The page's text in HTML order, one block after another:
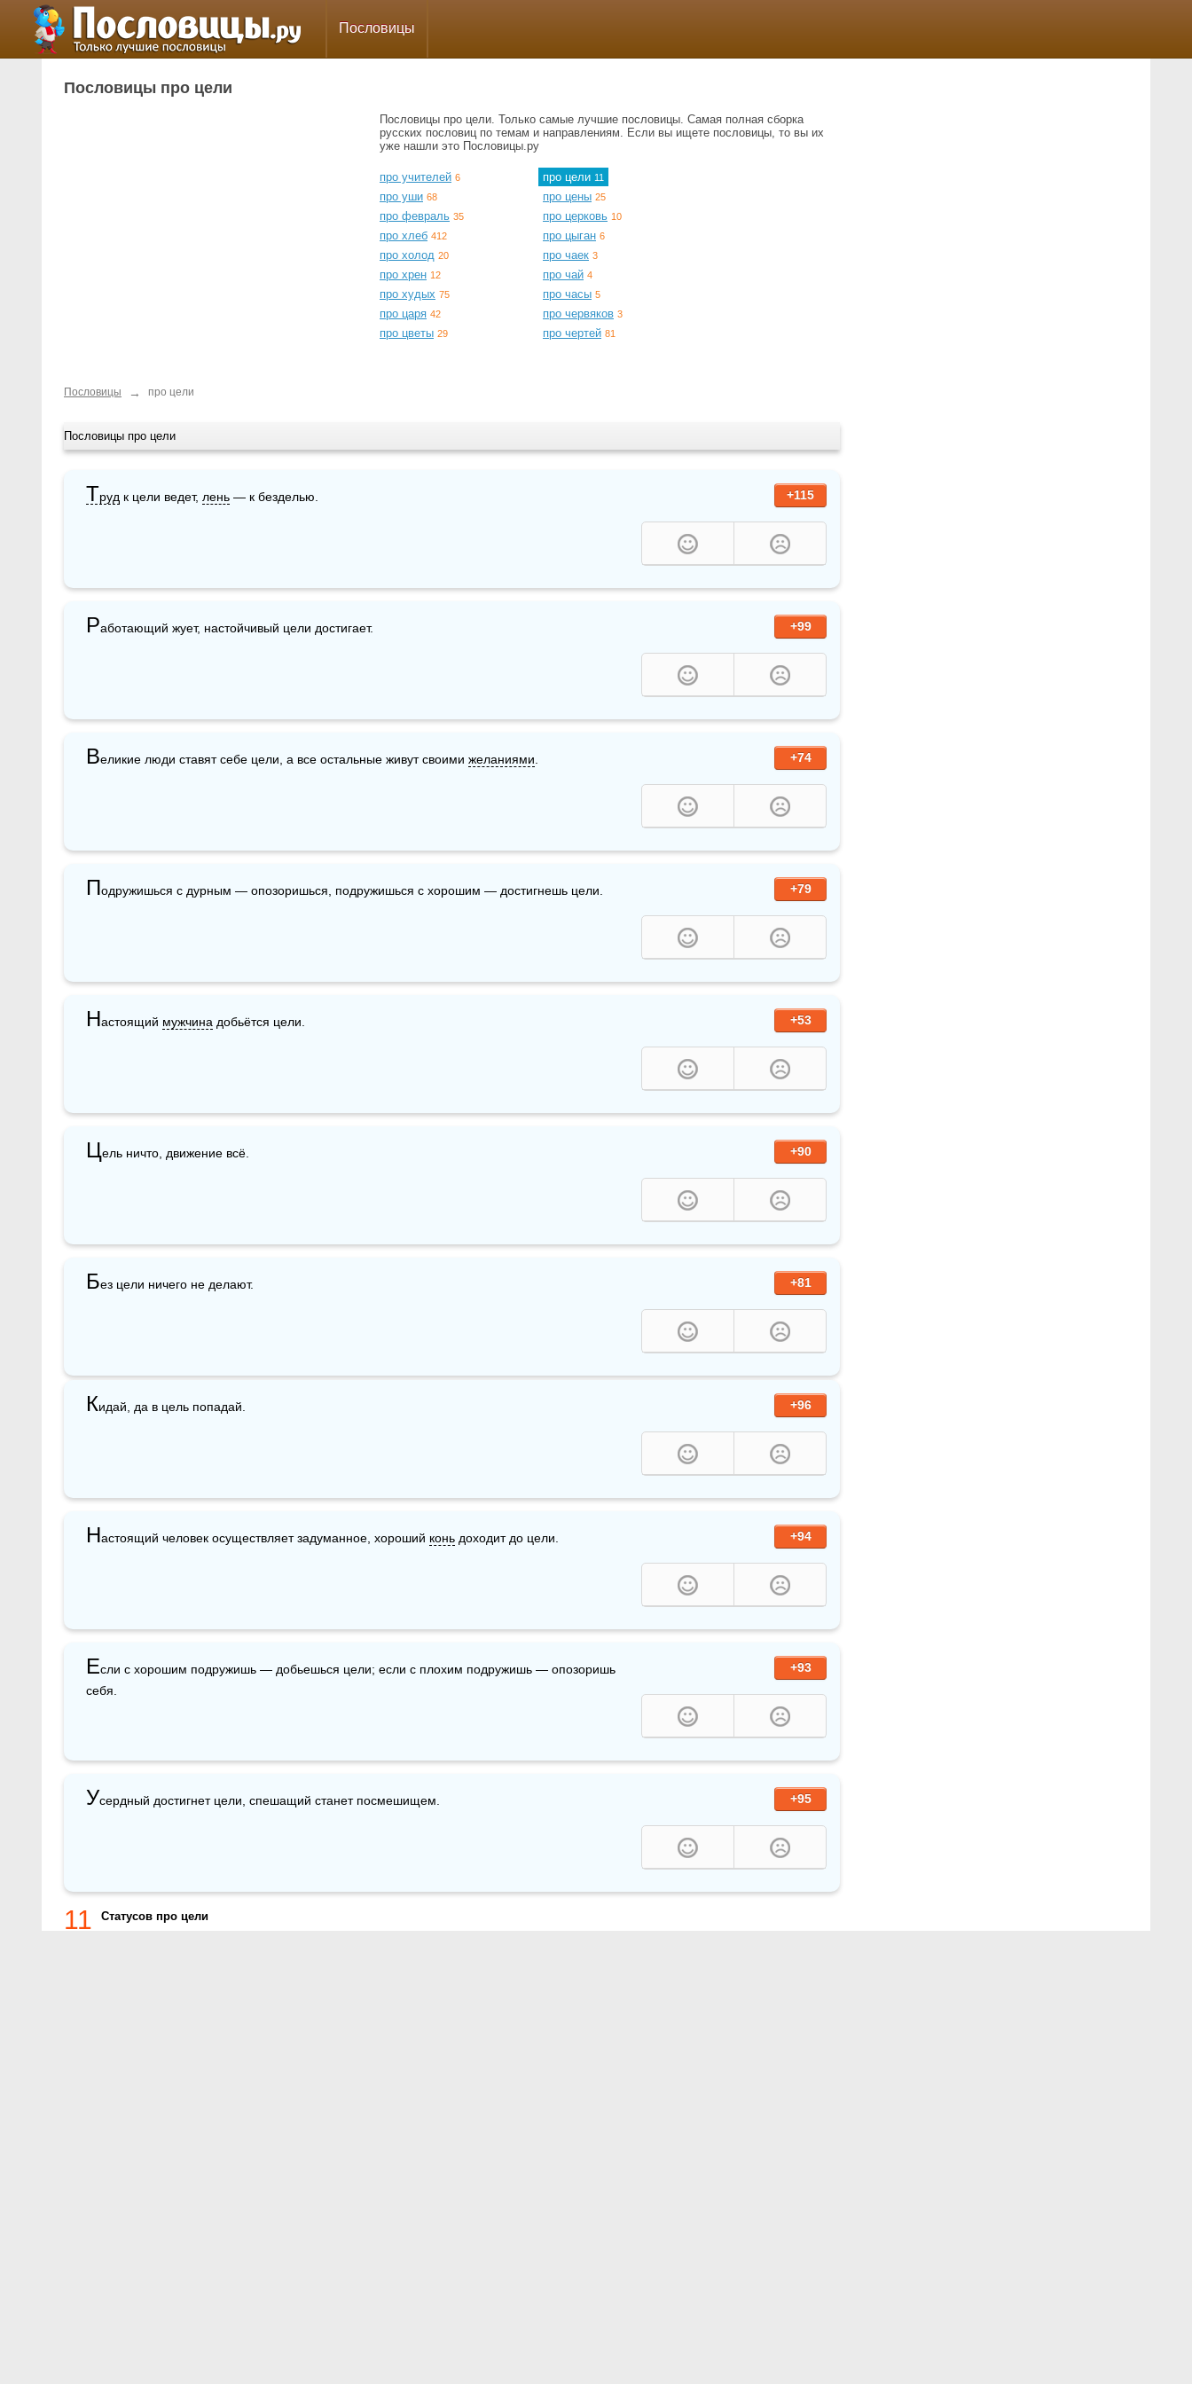
Пословицы
Пословицы про цели
Пословицы про цели. Только самые лучшие пословицы. Самая полная сборка
русских пословиц по темам и направлениям. Если вы ищете пословицы, то вы их
уже нашли это Пословицы.ру
про учителей 6
про уши 68
про февраль 35
про хлеб 412
про холод 20
про хрен 12
про худых 75
про царя 42
про цветы 29
про цели 11
про цены 25
про церковь 10
про цыган 6
про чаек 3
про чай 4
про часы 5
про червяков 3
про чертей 81
Пословицы → про цели
Пословицы про цели
+115
Труд к цели ведет, лень — к безделью.
+99
Работающий жует, настойчивый цели достигает.
+74
Великие люди ставят себе цели, а все остальные живут своими желаниями
+79
Подружишься с дурным — опозоришься, подружишься с хорошим — достигнешь цели.
+53
Настоящий мужчина добьётся цели.
+90
Цель ничто, движение всё.
+81
Без цели ничего не делают.
+96
Кидай, да в цель попадай.
+94
Настоящий человек осуществляет задуманное, хороший конь доходит до цели.
+93
Если с хорошим подружишь — добьешься цели; если с плохим подружишь — опозоришь
себя.
+95
Усердный достигнет цели, спешащий станет посмешищем.
11 Статусов про цели